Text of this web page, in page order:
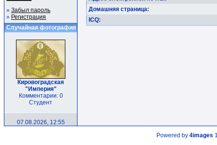
» Забыл пароль
» Регистрация
Случайная фотография
Кировоградская
"Империя"
Комментарии: 0
Студент
07.08.2026, 12:55
Домашняя страница:
ICQ:
Powered by 4images